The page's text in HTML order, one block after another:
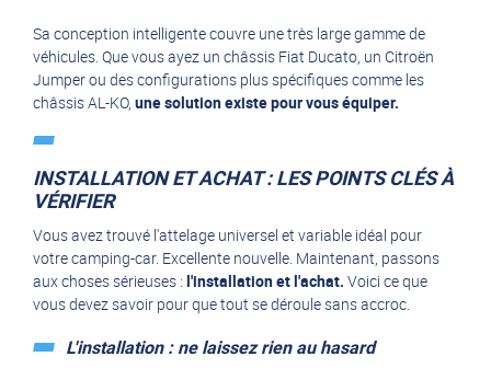
Sa conception intelligente couvre une très large gamme de
véhicules. Que vous ayez un châssis Fiat Ducato, un Citroën
Jumperou des configurations plus spécifiques comme les
châssis AL-KO, une solution existe pour vous équiper.
INSTALLATION ET ACHAT : LES POINTS CLÉS À
VÉRIFIER
Vous avez trouvé l'attelage universel et variable idéal pour
votre camping-car. Excellente nouvelle. Maintenant, passons
aux choses sérieuses : l'installation et l'achat. Voici ce que
vous devez savoir pour que tout se déroule sans accroc.
L'installation : ne laissez rien au hasard